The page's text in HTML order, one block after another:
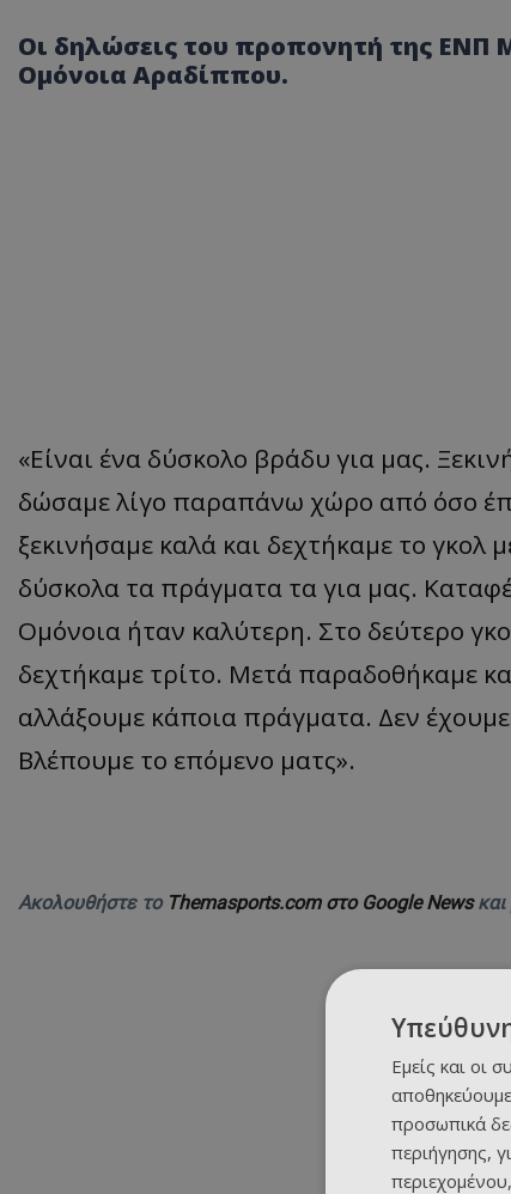
Οι δηλώσεις του προπονητή της ΕΝΠ
Ομόνοια Αραδίππου.
«Είναι ένα δύσκολο βράδυ για μας.
δώσαμε λίγο παραπάνω χώρο από όσο
ξεκινήσαμε καλά και δεχτήκαμε το γκολ
δύσκολα τα πράγματα τα για μας.
Ομόνοια ήταν καλύτερη. Στο δεύτερο
δεχτήκαμε τρίτο. Μετά παραδοθήκαμε
αλλάξουμε κάποια πράγματα. Δεν
Βλέπουμε το επόμενο ματς».
Ακολουθήστε το Themasports.com στο Google News
Εμείς και οι
προσωπικά
περιήγησης,